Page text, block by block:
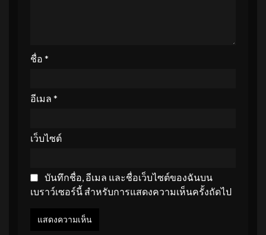
ชื่อ *
อีเมล *
เว็บไซต์
บันทึกชื่อ, อีเมล และชื่อเว็บไซต์ของฉันบน
เบราว์เซอร์นี้ สำหรับการแสดงความเห็นครั้งถัดไป